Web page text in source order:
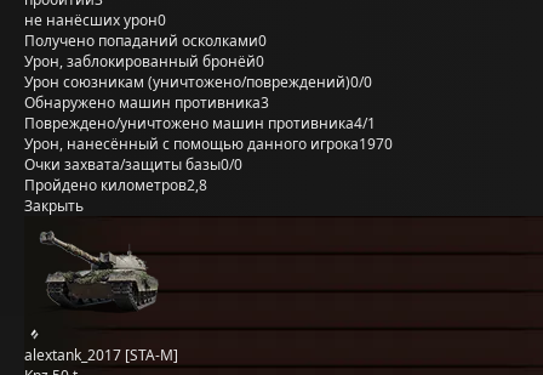
не нанёсших урон0
Получено попаданий осколками0
Урон, заблокированный бронёй0
Урон союзникам (уничтожено/повреждений)0/0
Обнаружено машин противника3
Повреждено/уничтожено машин противника4/1
Урон, нанесённый с помощью данного игрока1970
Очки захвата/защиты базы0/0
Пройдено километров2,8
Закрыть
alextank_2017 [STA-M]